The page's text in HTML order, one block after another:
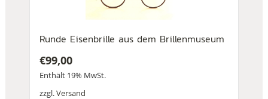
Runde Eisenbrille aus dem Brillenmuseum
€99,00
Enthält 19% MwSt.
zzgl.Versand